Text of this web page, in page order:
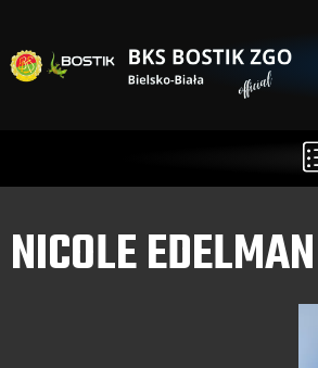
NICOLE